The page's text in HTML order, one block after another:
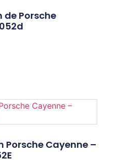
Porsche
Porsche Cayenne –